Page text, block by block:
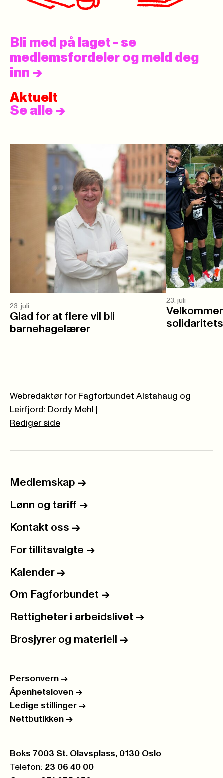
Bli med på laget - se
medlemsfordeler og meld deg
inn ->
Aktuelt
Se alle ->
23. juli
Glad for at flere vil bli
barnehagelærer
23. juli
Webredaktør for Fagforbundet Alstahaug og
Leirfjord: Dordy Mehl
Rediger side
Medlemskap ->
Lønn og tariff ->
Kontakt oss ->
For tillitsvalgte ->
Kalender ->
Om Fagforbundet ->
Rettigheter i arbeidslivet ->
Brosjyrer og materiell ->
Personvern ->
Åpenhetsloven ->
Ledige stillinger ->
Nettbutikken ->
Postboks:
Boks 7003 St. Olavsplass, 0130 Oslo
Telefon: 23 06 40 00